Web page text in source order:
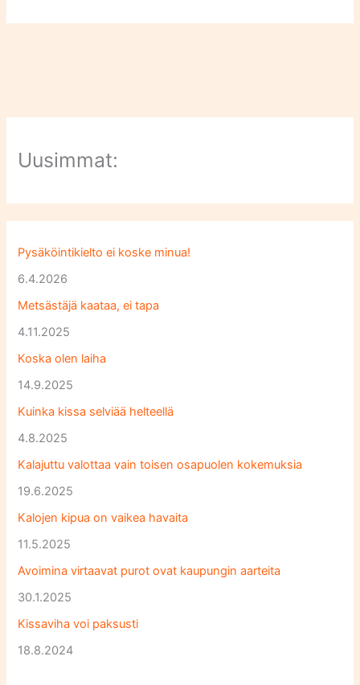
Uusimmat:
Pysäköintikielto ei koske minua!
6.4.2026
Metsästäjä kaataa, ei tapa
4.11.2025
Koska olen laiha
14.9.2025
Kuinka kissa selviää helteellä
4.8.2025
Kalajuttu valottaa vain toisen osapuolen kokemuksia
19.6.2025
Kalojen kipua on vaikea havaita
11.5.2025
Avoimina virtaavat purot ovat kaupungin aarteita
30.1.2025
Kissaviha voi paksusti
18.8.2024